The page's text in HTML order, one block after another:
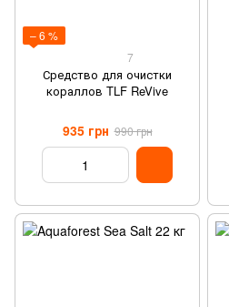
– 6 %
7
Средство для очистки
кораллов TLF ReVive
935 грн 990 грн